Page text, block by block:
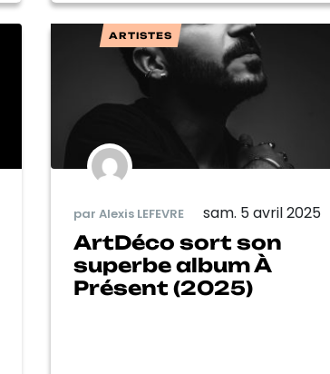
ARTISTES
par Alexis LEFEVRE sam. 5 avril 2025
ArtDéco sort son
superbe album À
Présent (2025)